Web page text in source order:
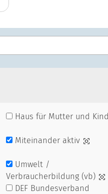
Haus für Mutter und Kind
Miteinander aktiv
Umwelt /
Verbraucherbildung (vb)
DEF Bundesverband